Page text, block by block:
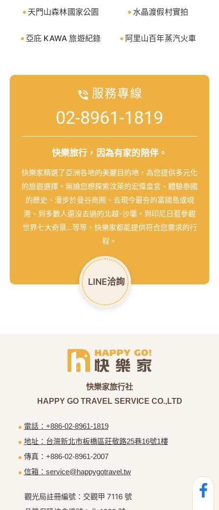
天門山森林國家公園 水晶渡假村實拍
亞庇 KAWA 旅遊紀錄 阿里山百年蒸汽火車
服務專線
02-8961-1819
快樂旅行，因為有家的陪伴。
快樂家精選了亞洲各地的美麗目的地，為您提供多元化
的旅遊選擇。無論您想探索汶萊的宏偉皇宮、體驗泰國
的歷史、漫步於曼谷商圈、去現今最夯的富國島或峴
港、到多數人還沒去過的北越-沙壩，到印尼日惹參觀
世界七大奇景...等等，快樂家都能提供符合您需求的行
程。
LINE洽詢
電話：+886-02-8961-1819
地址：台灣新北市板橋區莊敬路25巷16號1樓
傳真：+886-02-8961-2007
信箱：service@happygotravel.tw
觀光局註冊編號：交觀甲 7116 號